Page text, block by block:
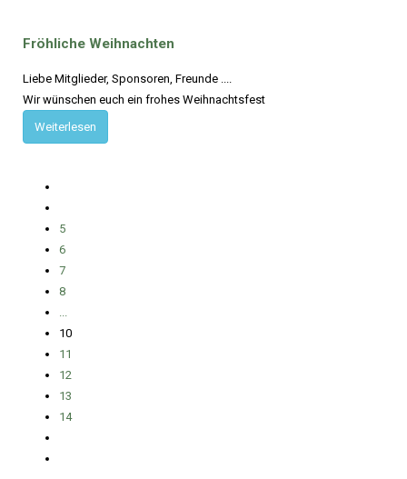
Fröhliche Weihnachten
Liebe Mitglieder, Sponsoren, Freunde ....
Wir wünschen euch ein frohes Weihnachtsfest
Weiterlesen
5
6
7
8
...
10
11
12
13
14